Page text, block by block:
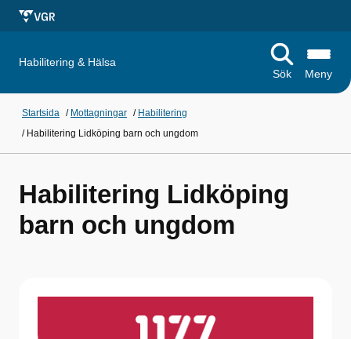
Habilitering & Hälsa
Sök
Meny
Startsida / Mottagningar / Habilitering
/ Habilitering Lidköping barn och ungdom
Habilitering Lidköping
barn och ungdom